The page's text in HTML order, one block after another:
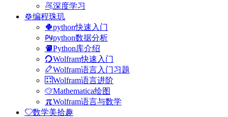
深度学习
编程珠玑
python快速入门
python数据分析
Python库介绍
Wolfram快速入门
Wolfram语言入门习题
Wolfram语言进阶
Mathematica绘图
Wolfram语言与数学
数学美拾趣